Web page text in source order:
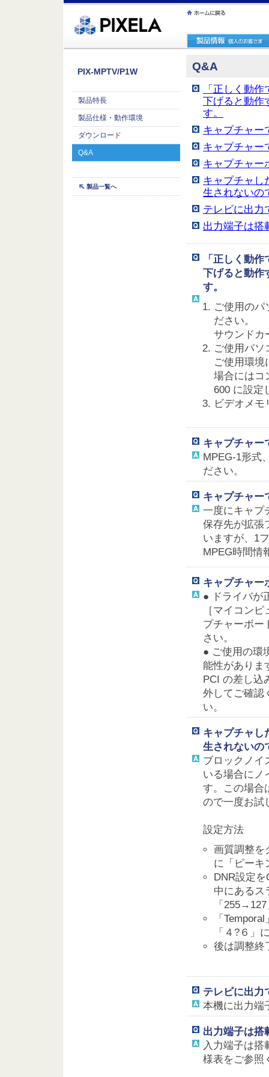
繝ｳ繧ｯ縺ｧ縺吶�
PIX-MPTV/P1W
製品特長
製品仕様・動作環境
ダウンロード
Q&A
製品一覧へ
Q&A
「正しく動
下げると動作
す。
キャプチャー
キャプチャー
キャプチャー
キャプチャし
生されないの
テレビに出力
出力端子は搭
「正しく動
下げると動作
す。
ご使用のパ
ださい。
サウンドカ
ご使用パソ
ご使用環境
場合にはコ
600 に設定
ビデオメ
キャプチャー
MPEG-1形式
ださい。
キャプチャー
一度にキャプ
保存先が拡張
いますが、1
MPEG時間情
キャプチャー
● ドライバが
［マイコン
プチャーボー
さい。
● ご使用の環
能性がありま
PCI の差し込
外してご確認
い。
キャプチャし
生されないの
ブロックノイ
いる場合にノ
す。この場合
ので一度お試
設定方法
画質調整を
に「ピーキ
DNR設定
中にあるス
「
「
「４?６」
後は調整終
テレビに出力
本機に出力端
出力端子は搭
入力端子は搭
様表をご参照